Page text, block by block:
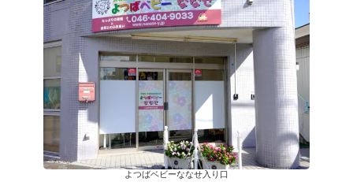
よつばベビーななせ入り口